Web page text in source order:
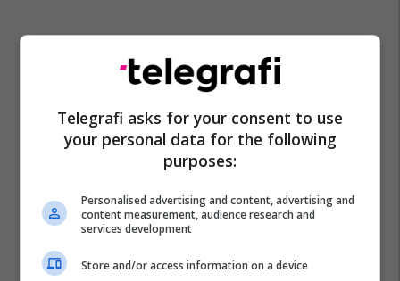
Irani Donald Trump
Karoline Leavitt
Shtëpia E Bardhë
Lufta Në Iran
Telegrafi asks for your consent to use
your personal data for the following
purposes:
Personalised advertising and content, advertising and
content measurement, audience research and
services development
Store and/or access information on a device